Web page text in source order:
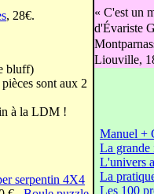
, 28€.
bluff)
sont aux 2
à la LDM !
serpentin 4X4
« C'est un
d'Évariste
Liouville,
Manuel +
La
L'univers
La
Les 100